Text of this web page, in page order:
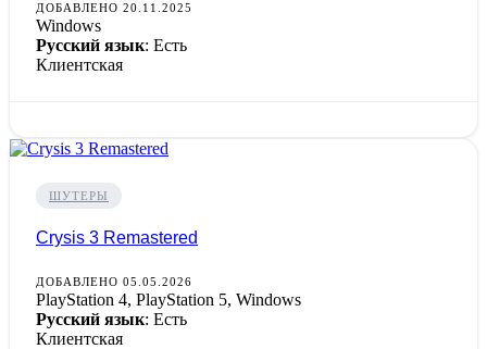
ДОБАВЛЕНО 20.11.2025
Windows
Русский язык: Есть
Клиентская
ШУТЕРЫ
Crysis 3 Remastered
ДОБАВЛЕНО 05.05.2026
PlayStation 4, PlayStation 5, Windows
Русский язык: Есть
Клиентская